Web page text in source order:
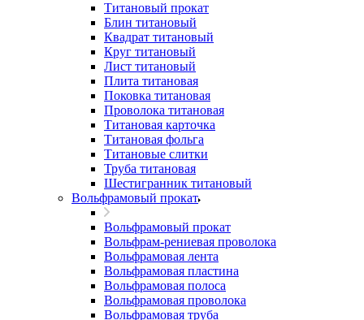
Титановый прокат
Блин титановый
Квадрат титановый
Круг титановый
Лист титановый
Плита титановая
Поковка титановая
Проволока титановая
Титановая карточка
Титановая фольга
Титановые слитки
Труба титановая
Шестигранник титановый
Вольфрамовый прокат
Вольфрамовый прокат
Вольфрам-рениевая проволока
Вольфрамовая лента
Вольфрамовая пластина
Вольфрамовая полоса
Вольфрамовая проволока
Вольфрамовая труба